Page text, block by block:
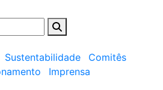
Sustentabilidade
Comitês
Imprensa